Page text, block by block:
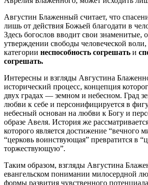
Августин Блаженный считает, что
лишь от действия Божьей благодати в
Здесь богослов вводит свои знаменитые,
утверждении свободы человеческой воли,
категории неспособность согрешать и
согрешать.
Интересны и взгляды Августина
исторический процесс, концепция
двух градах — земном и небесном. Град
любви к себе и персонифицируется в
небесный основан на любви к Богу и
образе Авеля. История же
которого является достижение “вечного
“церковь воинствующая” превратится в
торжествующую”.
Таким образом, взгляды Августина
евангельском понимании милосердной
формы развития чувственного